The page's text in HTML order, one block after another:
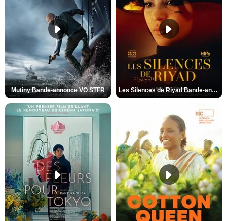
Mutiny Bande-annonce VO STFR Les Silences de Riyad Bande-annonce VO STFR